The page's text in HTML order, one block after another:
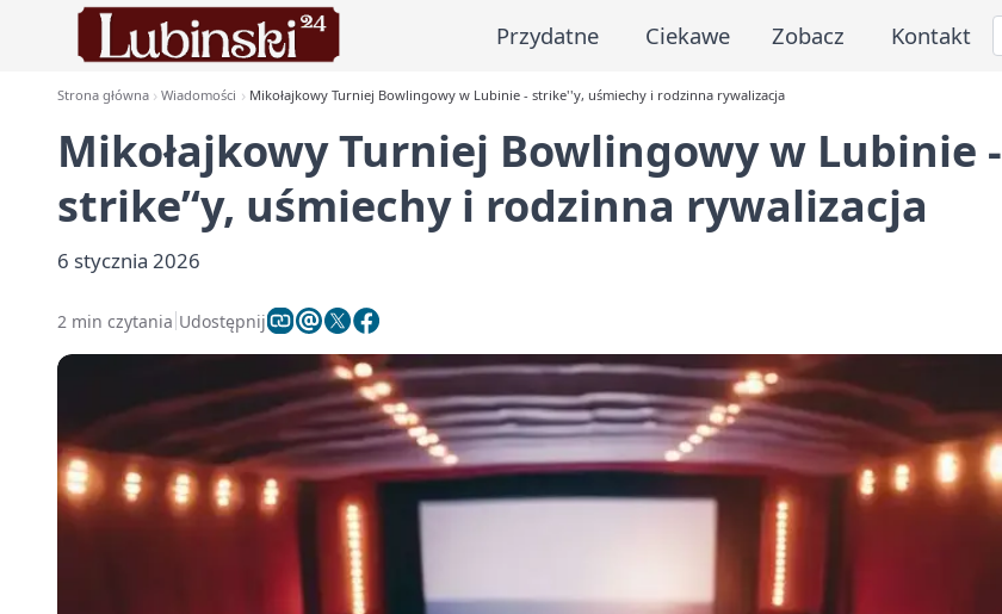
Przydatne Ciekawe Zobacz Kontakt
Strona główna Wiadomości Mikołajkowy Turniej Bowlingowy w Lubinie - strike''y, uśmiechy i rodzinna rywalizacja
Mikołajkowy Turniej Bowlingowy w Lubinie -
strike’‘y, uśmiechy i rodzinna rywalizacja
6 stycznia 2026
2 min czytania Udostępnij